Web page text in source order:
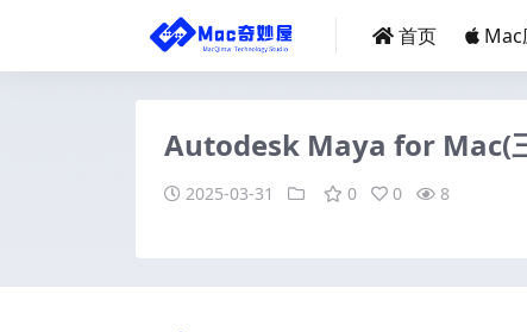
首页 Mac
Autodesk Maya for Mac(
2025-03-31 0 0 8